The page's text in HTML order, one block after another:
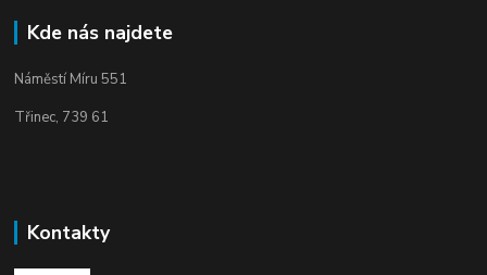
Kde nás najdete
Náměstí Míru 551
Třinec, 739 61
Kontakty